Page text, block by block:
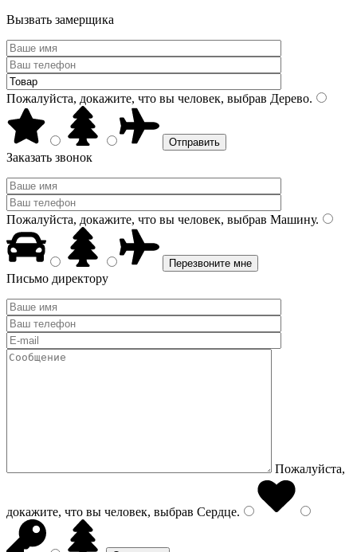
Вызвать замерщика
Пожалуйста, докажите, что вы человек, выбрав Дерево.
Заказать звонок
Пожалуйста, докажите, что вы человек, выбрав Машину.
Письмо директору
Пожалуйста,
докажите, что вы человек, выбрав Сердце.